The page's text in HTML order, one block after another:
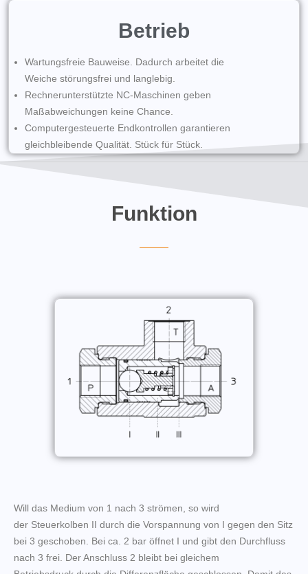
Betrieb
Wartungsfreie Bauweise. Dadurch arbeitet die
Weiche störungsfrei und langlebig.
Rechnerunterstützte NC-Maschinen geben
Maßabweichungen keine Chance.
Computergesteuerte Endkontrollen garantieren
gleichbleibende Qualität. Stück für Stück.
Funktion
Will das Medium von 1 nach 3 strömen, so wird
der Steuerkolben II durch die Vorspannung von I gegen den Sitz
bei 3 geschoben. Bei ca. 2 bar öffnet I und gibt den Durchfluss
nach 3 frei. Der Anschluss 2 bleibt bei gleichem